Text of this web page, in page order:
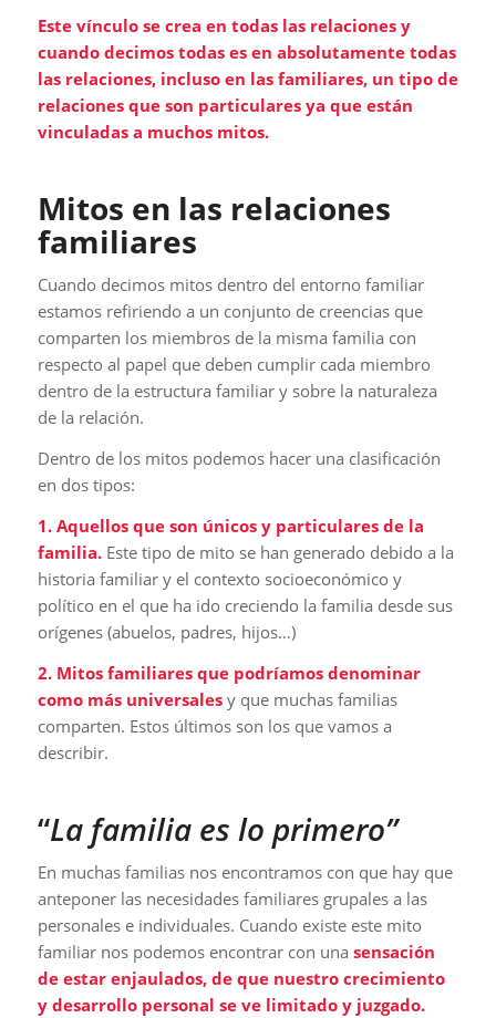
Este vínculo se crea en todas las relaciones y
cuando decimos todas es en absolutamente todas
las relaciones, incluso en las familiares, un tipo de
relaciones que son particulares ya que están
vinculadas a muchos mitos.
Mitos en las relaciones
familiares
Cuando decimos mitos dentro del entorno familiar
estamos refiriendo a un conjunto de creencias que
comparten los miembros de la misma familia con
respecto al papel que deben cumplir cada miembro
dentro de la estructura familiar y sobre la naturaleza
de la relación.
Dentro de los mitos podemos hacer una clasificación
en dos tipos:
1. Aquellos que son únicos y particulares de la
familia.Este tipo de mito se han generado debido a la
historia familiar y el contexto socioeconómico y
político en el que ha ido creciendo la familia desde sus
orígenes (abuelos, padres, hijos…)
2. Mitos familiares que podríamos denominar
como más universalesy que muchas familias
comparten. Estos últimos son los que vamos a
describir.
“La familia es lo primero”
En muchas familias nos encontramos con que hay que
anteponer las necesidades familiares grupales a las
personales e individuales. Cuando existe este mito
familiar nos podemos encontrar con una sensación
de estar enjaulados, de que nuestro crecimiento
y desarrollo personal se ve limitado y juzgado.